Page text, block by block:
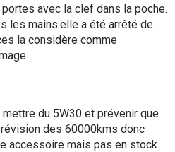
avec la clef dans la poche.
les mains.elle a été arrêté de
la considère comme
du 5W30 et prévenir que
des 60000kms donc
accessoire mais pas en stock